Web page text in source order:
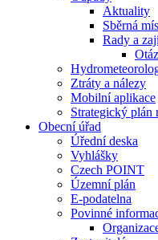
Aktuality
Sběrná
Rady a
Ztráty a nálezy
Mobilní aplikace
Strategický plán
Obecní úřad
Úřední deska
Vyhlášky
Czech POINT
Územní plán
E-podatelna
Povinné